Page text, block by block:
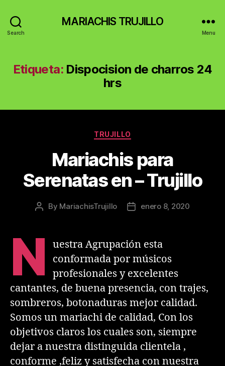
Search
MARIACHIS TRUJILLO
Menu
Etiqueta: Dispocision de charros 24
hrs
Categories
TRUJILLO
Mariachis para
Serenatas en – Trujillo
Post
By MariachisTrujillo
Postenero 8, 2020
N
uestra Agrupación esta
conformada por músicos
profesionales y excelentes
cantantes, de buena presencia, con trajes,
sombreros, botonaduras mejor calidad.
Somos un mariachi de calidad, Con los
objetivos claros los cuales son, siempre
dejar a nuestra distinguida clientela ,
conforme ,feliz y satisfecha con nuestra